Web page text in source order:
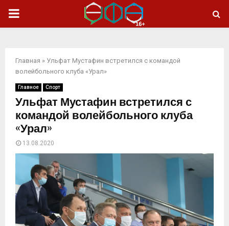
ОСНОВНОЕ
Главная » Ульфат Мустафин встретился с командой
волейбольного клуба «Урал»
Главное Спорт
Ульфат Мустафин встретился с
командой волейбольного клуба
«Урал»
13.08.2020